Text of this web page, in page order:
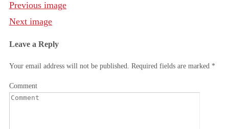
Previous image
Next image
Leave a Reply
Your email address will not be published. Required fields are marked *
Comment